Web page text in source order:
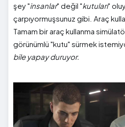
şey "insanlar" değil "kutuları"
çarpıyormuşsunuz gibi. Araç
Tamam bir araç kullanma
görünümlü "kutu" sürmek
bile yapay duruyor.